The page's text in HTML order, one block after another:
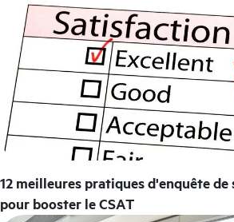
12 meilleures pratiques d'enquête
pour booster le CSAT